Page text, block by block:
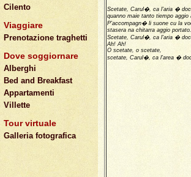
Scetate, Carul�, ca l'aria �
quanno maie tanto tiempo aggio
P'accompagn� li suone cu la
stasera na chitarra aggio portato.
Scetate, Carul�, ca l'aria �
Ah! Ah!
O scetate, o scetate,
scetate, Carul�, ca l'area �
Cilento
Viaggiare
Prenotazione traghetti
Dove soggiornare
Alberghi
Bed and Breakfast
Appartamenti
Villette
Tour virtuale
Galleria fotografica